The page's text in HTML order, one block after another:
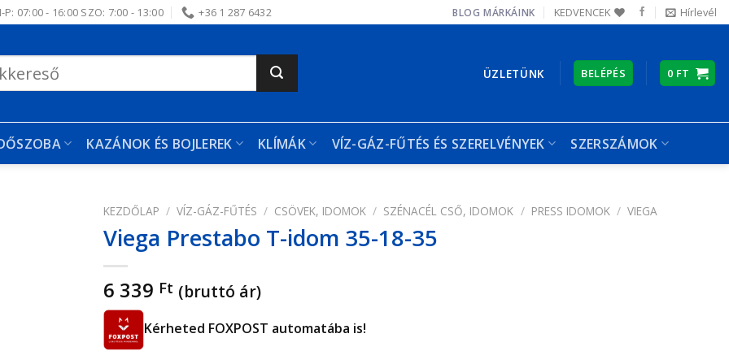
P: 07:00 - 16:00 SZO: 7:00 - 13:00 +36 1 287 6432 BLOG MÁRKÁINK KEDVENCEK Hírlevél
ÜZLETÜNK BELÉPÉS 0 FT
KAZÁNOK ÉS BOJLEREK KLÍMÁK VÍZ-GÁZ-FŰTÉS ÉS SZERELVÉNYEK SZERSZÁMOK
KEZDŐLAP / VÍZ-GÁZ-FŰTÉS / CSÖVEK, IDOMOK / SZÉNACÉL CSŐ, IDOMOK / PRESS IDOMOK / VIEGA
Viega Prestabo T-idom 35-18-35
6 339 Ft (bruttó ár)
Kérheted FOXPOST automatába is!